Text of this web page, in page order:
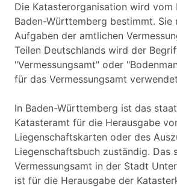
Die Katasterorganisation wird vom
Baden-Württemberg bestimmt. Sie
Aufgaben der amtlichen
Teilen Deutschlands wird der
"Vermessungsamt" oder
für das Vermessungsamt
In Baden-Württemberg ist das
Katasteramt für die Herausgabe
Liegenschaftskarten oder des
Liegenschaftsbuch zuständig. Das
Vermessungsamt in der Stadt
ist für die Herausgabe der